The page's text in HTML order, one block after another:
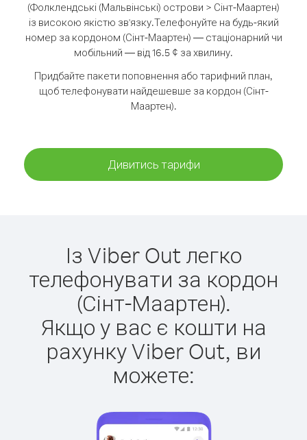
(Фолклендські (Мальвінські) острови > Сінт-Маартен)
із високою якістю зв'язку.Телефонуйте на будь-який
номер за кордоном (Сінт-Маартен) — стаціонарний чи
мобільний — від 16.5 ¢ за хвилину.
Придбайте пакети поповнення або тарифний план,
щоб телефонувати найдешевше за кордон (Сінт-
Маартен).
Дивитись тарифи
Із Viber Out легко
телефонувати за кордон
(Сінт-Маартен).
Якщо у вас є кошти на
рахунку Viber Out, ви
можете: